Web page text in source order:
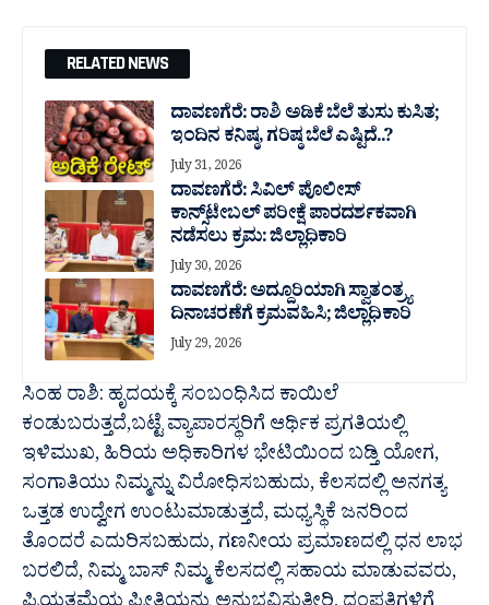
RELATED NEWS
ದಾವಣಗೆರೆ: ರಾಶಿ ಅಡಿಕೆ ಬೆಲೆ ತುಸು‌ ಕುಸಿತ;
ಇಂದಿನ ಕನಿಷ್ಠ, ಗರಿಷ್ಠ ಬೆಲೆ ಎಷ್ಟಿದೆ..?
July 31, 2026
ದಾವಣಗೆರೆ: ಸಿವಿಲ್ ಪೊಲೀಸ್
ಕಾನ್ಸ್‌ಟೇಬಲ್ ಪರೀಕ್ಷೆ ಪಾರದರ್ಶಕವಾಗಿ
ನಡೆಸಲು ಕ್ರಮ: ಜಿಲ್ಲಾಧಿಕಾರಿ
July 30, 2026
ದಾವಣಗೆರೆ: ಅದ್ದೂರಿಯಾಗಿ ಸ್ವಾತಂತ್ರ್ಯ
ದಿನಾಚರಣೆಗೆ ಕ್ರಮವಹಿಸಿ; ಜಿಲ್ಲಾಧಿಕಾರಿ
July 29, 2026
ಸಿಂಹ ರಾಶಿ: ಹೃದಯಕ್ಕೆ ಸಂಬಂಧಿಸಿದ ಕಾಯಿಲೆ
ಕಂಡುಬರುತ್ತದೆ,ಬಟ್ಟೆ ವ್ಯಾಪಾರಸ್ಥರಿಗೆ ಆರ್ಥಿಕ ಪ್ರಗತಿಯಲ್ಲಿ
ಇಳಿಮುಖ, ಹಿರಿಯ ಅಧಿಕಾರಿಗಳ ಭೇಟಿಯಿಂದ ಬಡ್ತಿ ಯೋಗ,
ಸಂಗಾತಿಯು ನಿಮ್ಮನ್ನು ವಿರೋಧಿಸಬಹುದು, ಕೆಲಸದಲ್ಲಿ ಅನಗತ್ಯ
ಒತ್ತಡ ಉದ್ವೇಗ ಉಂಟುಮಾಡುತ್ತದೆ, ಮಧ್ಯಸ್ಥಿಕೆ ಜನರಿಂದ
ತೊಂದರೆ ಎದುರಿಸಬಹುದು, ಗಣನೀಯ ಪ್ರಮಾಣದಲ್ಲಿ ಧನ ಲಾಭ
ಬರಲಿದೆ, ನಿಮ್ಮ ಬಾಸ್ ನಿಮ್ಮ ಕೆಲಸದಲ್ಲಿ ಸಹಾಯ ಮಾಡುವವರು,